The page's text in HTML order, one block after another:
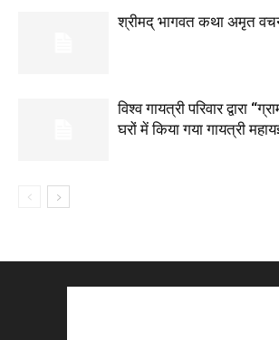
श्रीमद् भागवत कथा अमृत
विश्व गायत्री परिवार द्वारा
घरों में किया गया गायत्री